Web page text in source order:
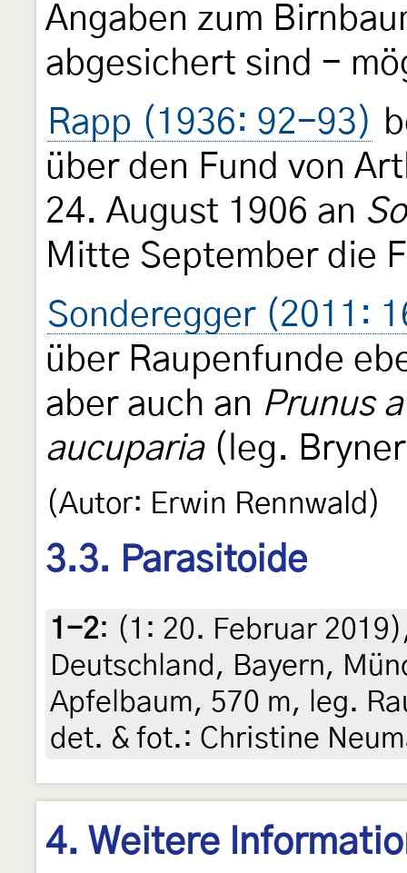
Angaben zum
abgesichert sind -
Rapp (1936: 92-93)
über den Fund von
24. August 1906 an
Mitte September die
Sonderegger (2011:
über Raupenfunde
aber auch an Prunus
aucuparia(leg.
(Autor: Erwin Rennwald)
3.3. Parasitoide
1-2: (1: 20. Februar 2019
Deutschland, Bayern,
Apfelbaum, 570 m, leg.
det. & fot.: Christine
4. Weitere